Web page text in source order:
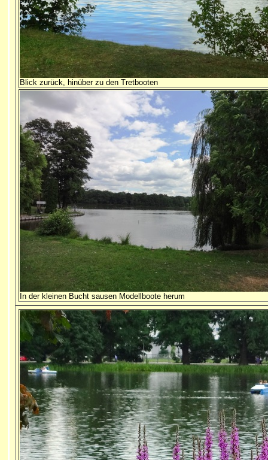
Blick zurück, hinüber zu den Tretbooten
In der kleinen Bucht sausen Modellboote herum